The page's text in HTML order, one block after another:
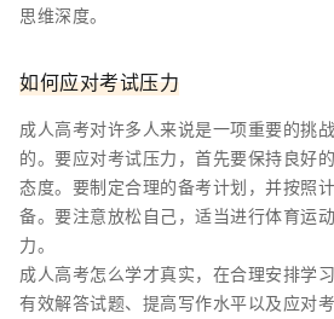
思维深度。
如何应对考试压力
成人高考对许多人来说是一项重要的挑
的。要应对考试压力，首先要保持良好
态度。要制定合理的备考计划，并按照
备。要注意放松自己，适当进行体育运
力。
成人高考怎么学才真实，在合理安排学
有效解答试题、提高写作水平以及应对